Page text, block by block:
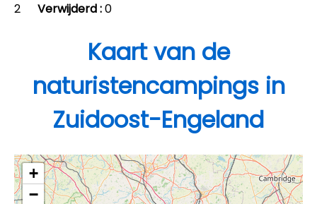
2 Verwijderd :0
Kaart van de
naturistencampings in
Zuidoost-Engeland
+
−